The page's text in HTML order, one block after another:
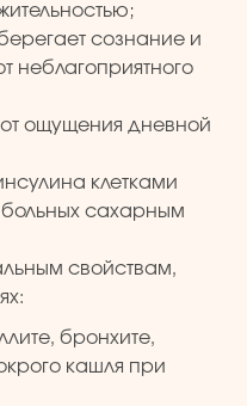
сознание и
неблагоприятного
ощущения дневной
клетками
сахарным
свойствам,
бронхите,
кашля при